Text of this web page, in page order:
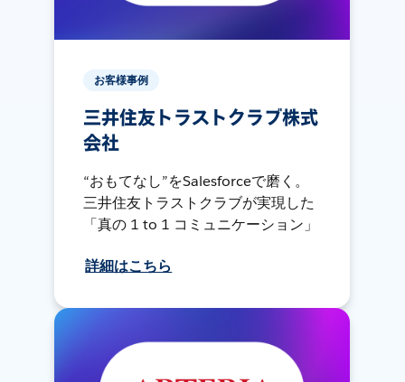
お客様事例
三井住友トラストクラブ株式
会社
“おもてなし”をSalesforceで磨く。
三井住友トラストクラブが実現した
「真の 1 to 1 コミュニケーション」
詳細はこちら